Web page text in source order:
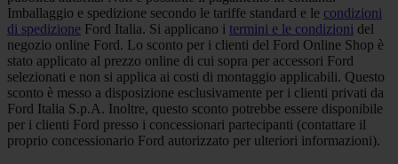
Imballaggio e spedizione secondo le tariffe standard e le condizioni
di spedizione Ford Italia. Si applicano i termini e le condizioni del
negozio online Ford. Lo sconto per i clienti del Ford Online Shop è
stato applicato al prezzo online di cui sopra per accessori Ford
selezionati e non si applica ai costi di montaggio applicabili. Questo
sconto è messo a disposizione esclusivamente per i clienti privati da
Ford Italia S.p.A. Inoltre, questo sconto potrebbe essere disponibile
per i clienti Ford presso i concessionari partecipanti (contattare il
proprio concessionario Ford autorizzato per ulteriori informazioni).